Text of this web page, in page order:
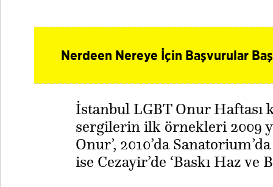
Nerdeen Nereye İçin Başvurular
İstanbul LGBT Onur Haftası
sergilerin ilk örnekleri 2009
Onur’, 2010’da
ise Cezayir’de ‘Baskı Haz ve